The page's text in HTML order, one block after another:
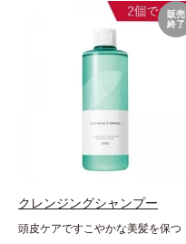
販売
終了
クレンジングシャンプー
頭皮ケアですこやかな美髪を保つ